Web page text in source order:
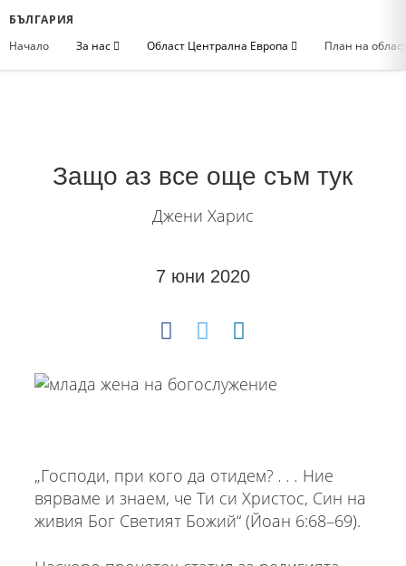
БЪЛГАРИЯ
Начало
За нас Област Централна Европа План на
Защо аз все още съм тук
Джени Харис
7 юни 2020
„Господи, при кого да отидем? . . . Ние
вярваме и знаем, че Ти си Христос, Син на
живия Бог Светият Божий“ (Йоан 6:68–69).